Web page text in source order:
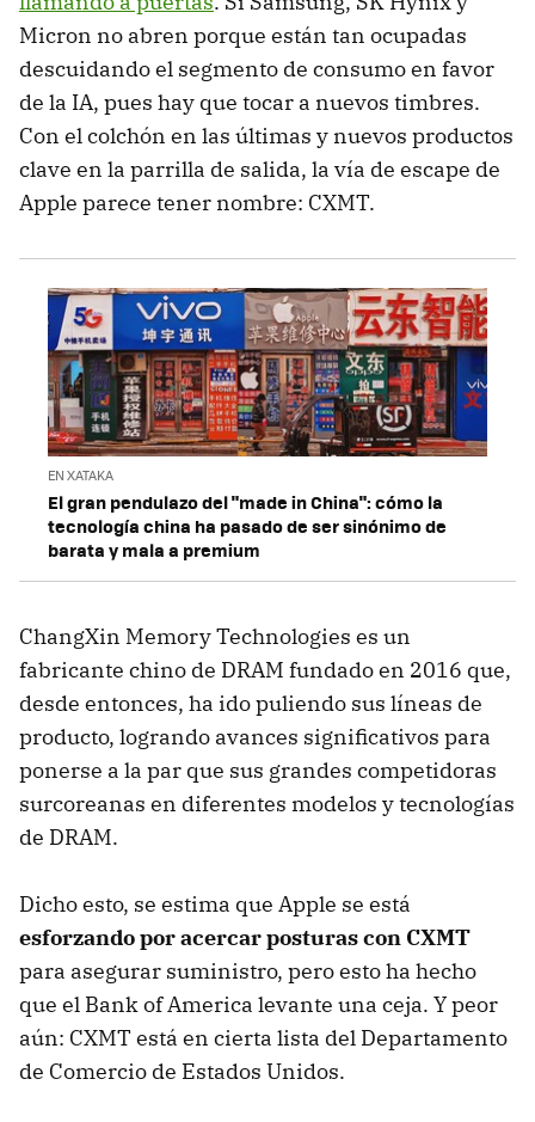
Micron no abren porque están tan ocupadas
descuidando el segmento de consumo en favor
de la IA, pues hay que tocar a nuevos timbres.
Con el colchón en las últimas y nuevos productos
clave en la parrilla de salida, la vía de escape de
Apple parece tener nombre: CXMT.
EN XATAKA
El gran pendulazo del "made in China": cómo la
tecnología china ha pasado de ser sinónimo de
barata y mala a premium
ChangXin Memory Technologies es un
fabricante chino de DRAM fundado en 2016 que,
desde entonces, ha ido puliendo sus líneas de
producto, logrando avances significativos para
ponerse a la par que sus grandes competidoras
surcoreanas en diferentes modelos y tecnologías
de DRAM.
Dicho esto, se estima que Apple se está
esforzando por acercar posturas con CXMT
para asegurar suministro, pero esto ha hecho
que el Bank of America levante una ceja. Y peor
aún: CXMT está en cierta lista del Departamento
de Comercio de Estados Unidos.